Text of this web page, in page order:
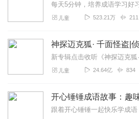
儿童 523.21万 211
儿童 24.64亿 834
开心锤锤成语故事：趣